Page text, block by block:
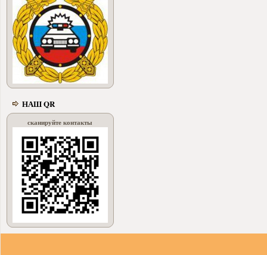
НАШ QR
сканируйте контакты